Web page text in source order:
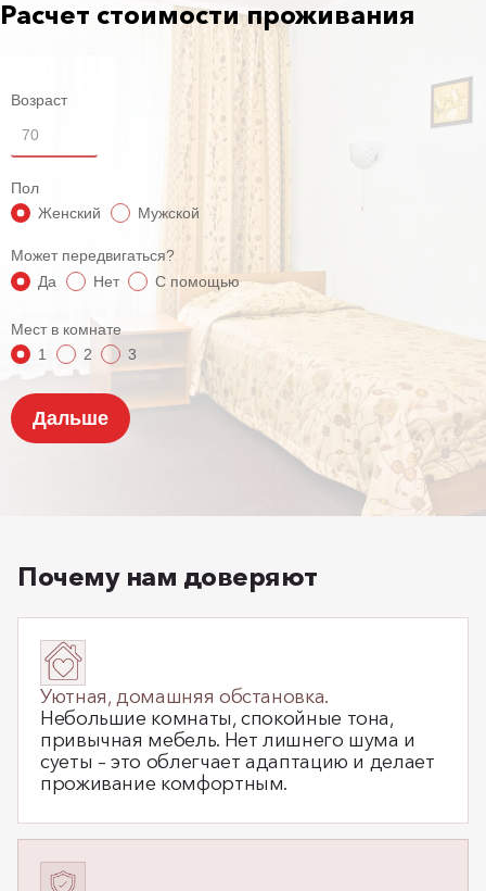
Расчет стоимости проживания
Почему нам доверяют
Уютная, домашняя обстановка.
Небольшие комнаты, спокойные тона,
привычная мебель. Нет лишнего шума и
суеты – это облегчает адаптацию и делает
проживание комфортным.